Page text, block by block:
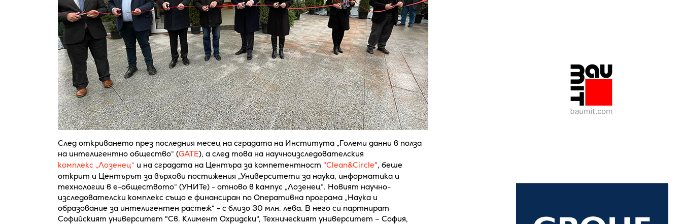
След откриването през последния месец на сградата на Института „Големи данни в полза
на интелигентно общество“ (GATE), а след това на научноизследователския
комплекс „Лозенец“ и на сградата на Центъра за компетентност "Clean&Circle", беше
открит и Центърът за върхови постижения „Университети за наука, информатика и
технологии в е-обществото“ (УНИТе) - отново в кампус „Лозенец“. Новият научно-
изследователски комплекс също е финансиран по Оперативна програма „Наука и
образование за интелигентен растеж“ - с близо 30 млн. лева. В него си партнират
Софийският университет "Св. Климент Охридски", Техническият университет – София,